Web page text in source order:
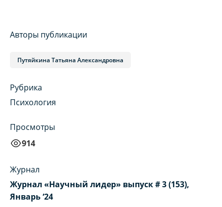
Авторы публикации
Путяйкина Татьяна Александровна
Рубрика
Психология
Просмотры
914
Журнал
Журнал «Научный лидер» выпуск # 3 (153),
Январь ‘24